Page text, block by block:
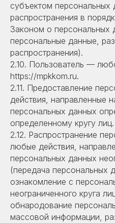
субъектом персональных
распространения в
Законом о
персональные данные,
распространения).
2.10. Пользователь —
https://mpkkom.ru.
2.11. Предоставление
действия, направленные
персональных данных
определенному кругу лиц.
2.12. Распространение
любые действия,
персональных данных
(передача персональных
ознакомление с
неограниченного круга
обнародование
массовой информации,